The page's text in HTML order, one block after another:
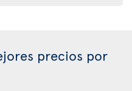
precios por